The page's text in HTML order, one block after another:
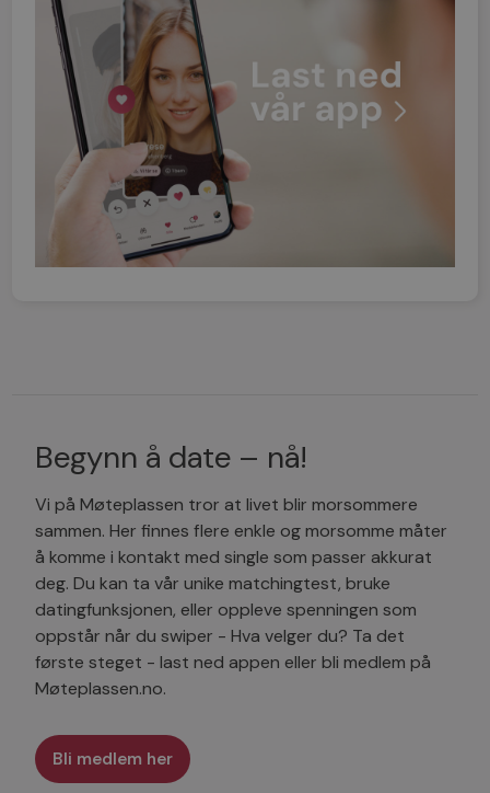
Begynn å date – nå!
Vi på Møteplassen tror at livet blir morsommere
sammen. Her finnes flere enkle og morsomme måter
å komme i kontakt med single som passer akkurat
deg. Du kan ta vår unike matchingtest, bruke
datingfunksjonen, eller oppleve spenningen som
oppstår når du swiper - Hva velger du? Ta det
første steget - last ned appen eller bli medlem på
Møteplassen.no.
Bli medlem her